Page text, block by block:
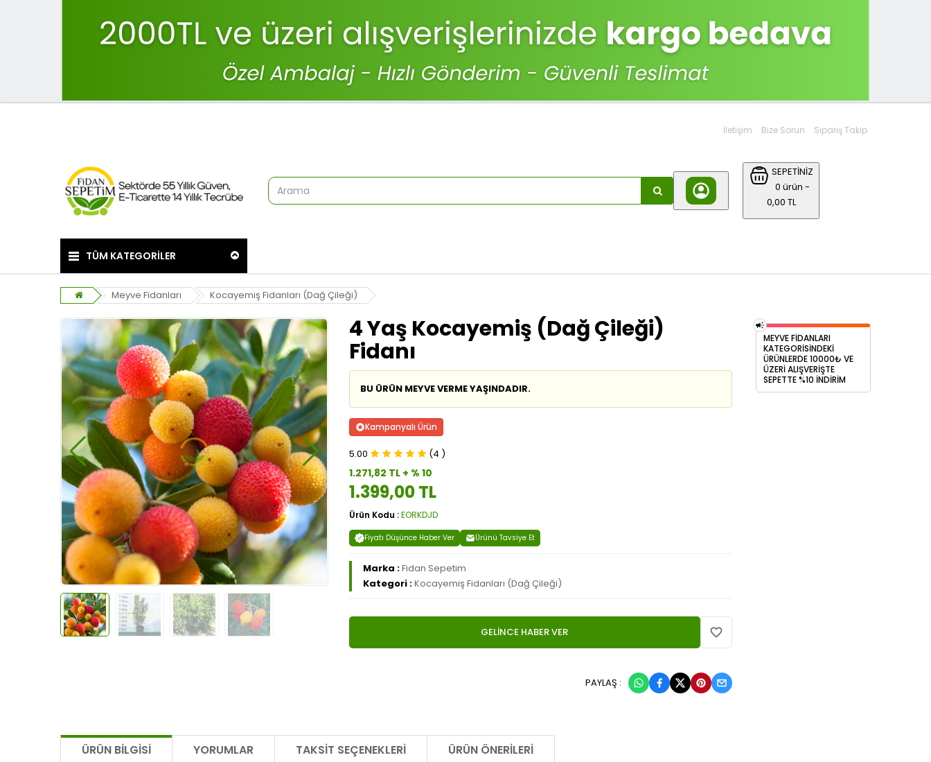
İletişim Bize Sorun Sipariş Takip
SEPETİNİZ
0 ürün -
0,00 TL
TÜM KATEGORİLER
Meyve Fidanları Kocayemiş Fidanları (Dağ Çileği)
4 Yaş Kocayemiş (Dağ Çileği)
Fidanı
BU ÜRÜN MEYVE VERME YAŞINDADIR.
Kampanyalı Ürün
5.00 (4 )
1.271,82 TL + % 10
1.399,00 TL
Ürün Kodu :EORKDJD
Fiyatı Düşünce Haber Ver Ürünü Tavsiye Et
Marka :Fidan Sepetim
Kategori :Kocayemiş Fidanları (Dağ Çileği)
GELİNCE HABER VER
PAYLAŞ :
MEYVE FİDANLARI
KATEGORİSİNDEKİ
ÜRÜNLERDE 10000₺ VE
ÜZERİ ALIŞVERİŞTE
SEPETTE %10 İNDİRİM
ÜRÜN BILGISI YORUMLAR TAKSIT SEÇENEKLERI ÜRÜN ÖNERILERI